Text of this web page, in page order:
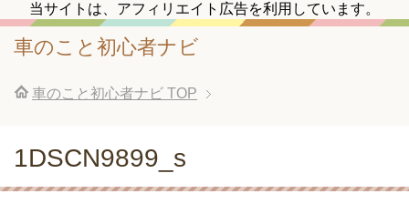
当サイトは、アフィリエイト広告を利用しています。
車のこと初心者ナビ
車のこと初心者ナビ TOP
1DSCN9899_s